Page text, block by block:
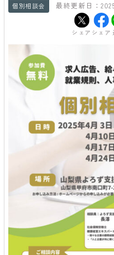
個別相談会 最終更新日：
シェア シェア